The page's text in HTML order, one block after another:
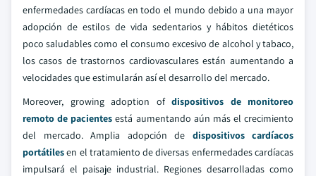
enfermedades cardíacas en todo el mundo debido a una mayor
adopción de estilos de vida sedentarios y hábitos dietéticos
poco saludables como el consumo excesivo de alcohol y tabaco,
los casos de trastornos cardiovasculares están aumentando a
velocidades que estimularán así el desarrollo del mercado.
Moreover, growing adoption of dispositivos de monitoreo
remoto de pacientes está aumentando aún más el crecimiento
del mercado. Amplia adopción de dispositivos cardíacos
portátilesen el tratamiento de diversas enfermedades cardíacas
impulsará el paisaje industrial. Regiones desarrolladas como